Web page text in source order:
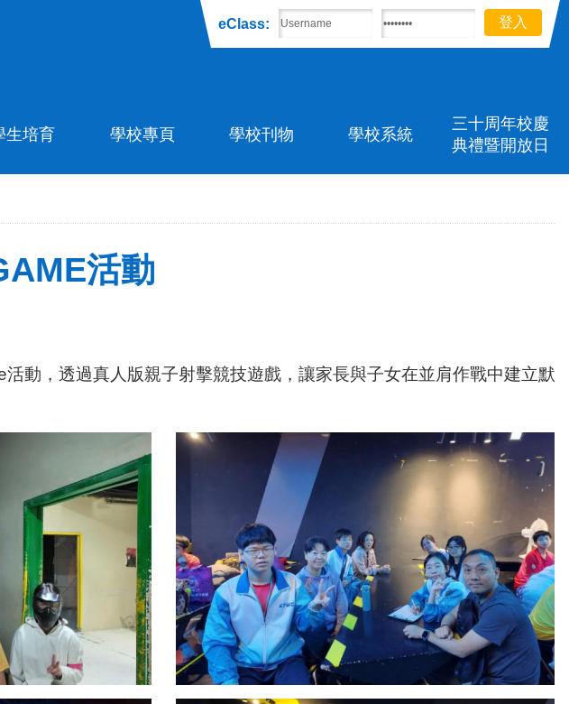
eClass:
生培育 學校專頁 學校刊物 學校系統
三十周年校慶
典禮暨開放日
活動
動，透過真人版親子射擊競技遊戲，讓家長與子女在並肩作戰中建立默